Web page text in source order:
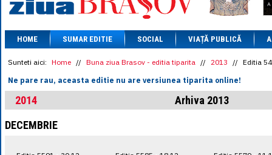
1 AUD= 2.7957
1 BGN= 2.5449
1 CAD= 3.1559
1 CHF= 5.2813
1 CNY = 0.6015
1 DKK= 0.6668
1 EGP= 0.0860
1 HUF= 1.2223
HOME SUMAR EDITIE SOCIAL VIAȚĂ PUBLICĂ
Sunteti aici: Home // Buna ziua Brasov - editia tiparita // 2013 // Editia
Ne pare rau, aceasta editie nu are versiunea tiparita online!
2014
Arhiva 2013
DECEMBRIE